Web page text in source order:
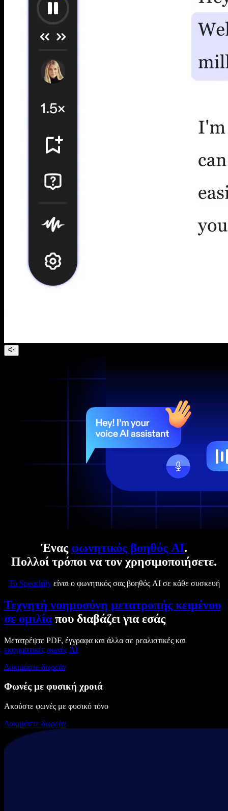
Ένας φωνητικός βοηθός AI.
Πολλοί τρόποι να τον χρησιμοποιήσετε.
Το Speechifyείναι ο φωνητικός σας βοηθός AI σε κάθε συσκευή
Τεχνητή νοημοσύνη μετατροπής κειμένου
σε ομιλία που διαβάζει για εσάς
Μετατρέψτε PDF, έγγραφα και άλλα σε ρεαλιστικές και
εκφραστικές φωνές AI
Δοκιμάστε δωρεάν
Φωνές με φυσική χροιά
Ακούστε φωνές με φυσικό τόνο
Δοκιμάστε δωρεάν